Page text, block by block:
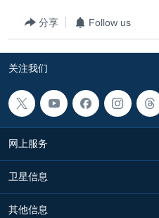
南中国海争端
关注新疆
其他语言网站
分享 Follow us
关注我们
网上服务
卫星信息
其他信息